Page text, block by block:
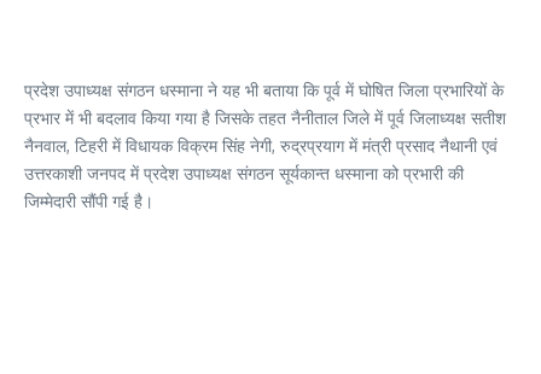
प्रदेश उपाध्यक्ष संगठन धस्माना ने यह भी बताया कि पूर्व में घोषित जिला प्रभारियों के
प्रभार में भी बदलाव किया गया है जिसके तहत नैनीताल जिले में पूर्व जिलाध्यक्ष सतीश
नैनवाल, टिहरी में विधायक विक्रम सिंह नेगी, रुद्रप्रयाग में मंत्री प्रसाद नैथानी एवं
उत्तरकाशी जनपद में प्रदेश उपाध्यक्ष संगठन सूर्यकान्त धस्माना को प्रभारी की
जिम्मेदारी सौंपी गई है।